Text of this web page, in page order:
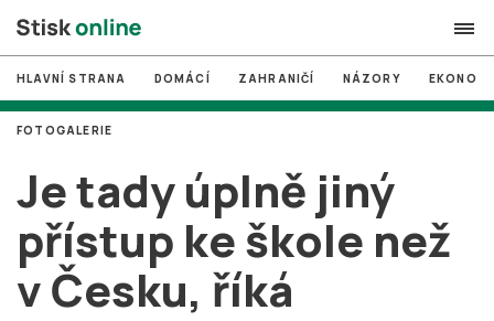
search
# MUNI
Brno
# volby
login PŘIHLÁSIT SE
HLAVNÍ STRANA DOMÁCÍ ZAHRANIČÍ NÁZORY
Je tady úplně jiný
přístup ke škole než
v Česku, říká
FOTOGALERIE